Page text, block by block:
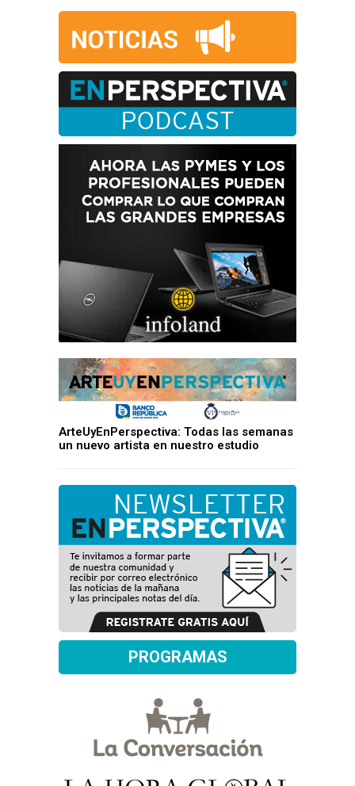
ArteUyEnPerspectiva: Todas las semanas
un nuevo artista en nuestro estudio
PROGRAMAS